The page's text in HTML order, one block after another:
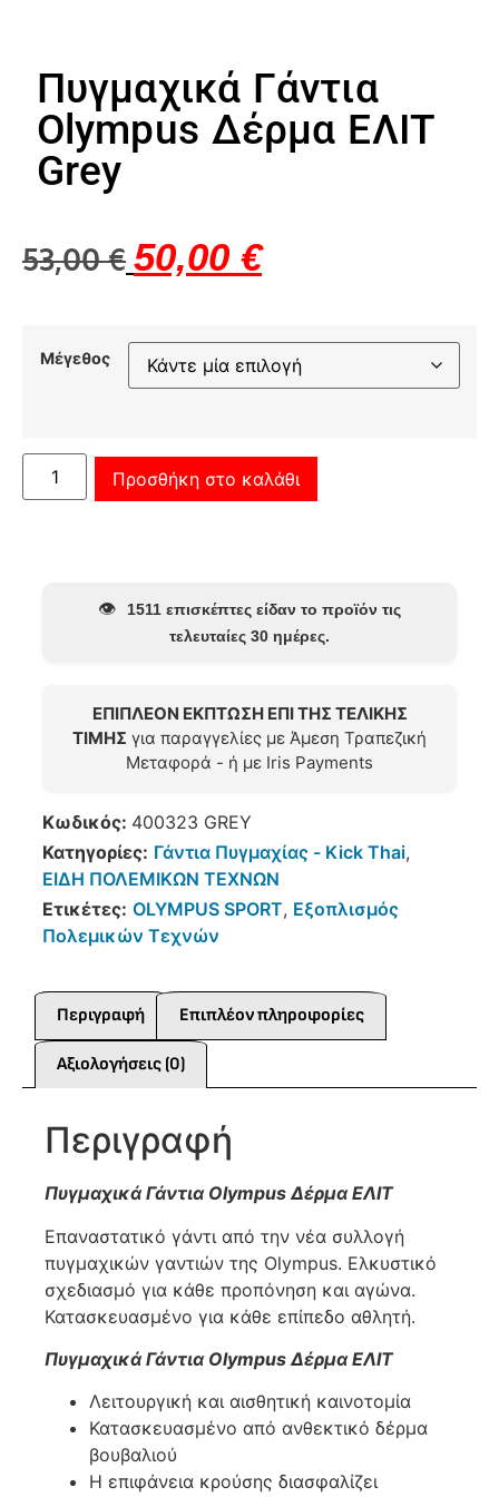
Πυγμαχικά Γάντια
Olympus Δέρμα ΕΛΙΤ
Grey
53,00€ 50,00 €
Μέγεθος
Προσθήκη στο καλάθι
👁️
1511 επισκέπτες είδαν το προϊόν τις
τελευταίες 30 ημέρες.
ΕΠΙΠΛΕΟΝ ΕΚΠΤΩΣΗ ΕΠΙ ΤΗΣ ΤΕΛΙΚΗΣ
ΤΙΜΗΣ για παραγγελίες με Άμεση Τραπεζική
Μεταφορά - ή με Iris Payments
Κωδικός: 400323 GREY
Κατηγορίες: Γάντια Πυγμαχίας - Kick Thai,
ΕΙΔΗ ΠΟΛΕΜΙΚΩΝ ΤΕΧΝΩΝ
Ετικέτες: OLYMPUS SPORT, Εξοπλισμός
Πολεμικών Τεχνών
Περιγραφή Επιπλέον πληροφορίες
Αξιολογήσεις (0)
Περιγραφή
Πυγμαχικά Γάντια Olympus Δέρμα ΕΛΙΤ
Επαναστατικό γάντι από την νέα συλλογή
πυγμαχικών γαντιών της Olympus. Ελκυστικό
σχεδιασμό για κάθε προπόνηση και αγώνα.
Κατασκευασμένο για κάθε επίπεδο αθλητή.
Πυγμαχικά Γάντια Olympus Δέρμα ΕΛΙΤ
Λειτουργική και αισθητική καινοτομία
Κατασκευασμένο από ανθεκτικό δέρμα
βουβαλιού
Η επιφάνεια κρούσης διασφαλίζει